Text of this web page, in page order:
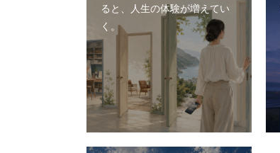
ると、人生の体験が増えてい
く。